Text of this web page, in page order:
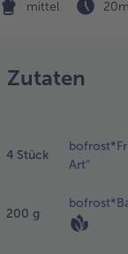
mittel 20
Zutaten
4 Stück
Art“
200 g